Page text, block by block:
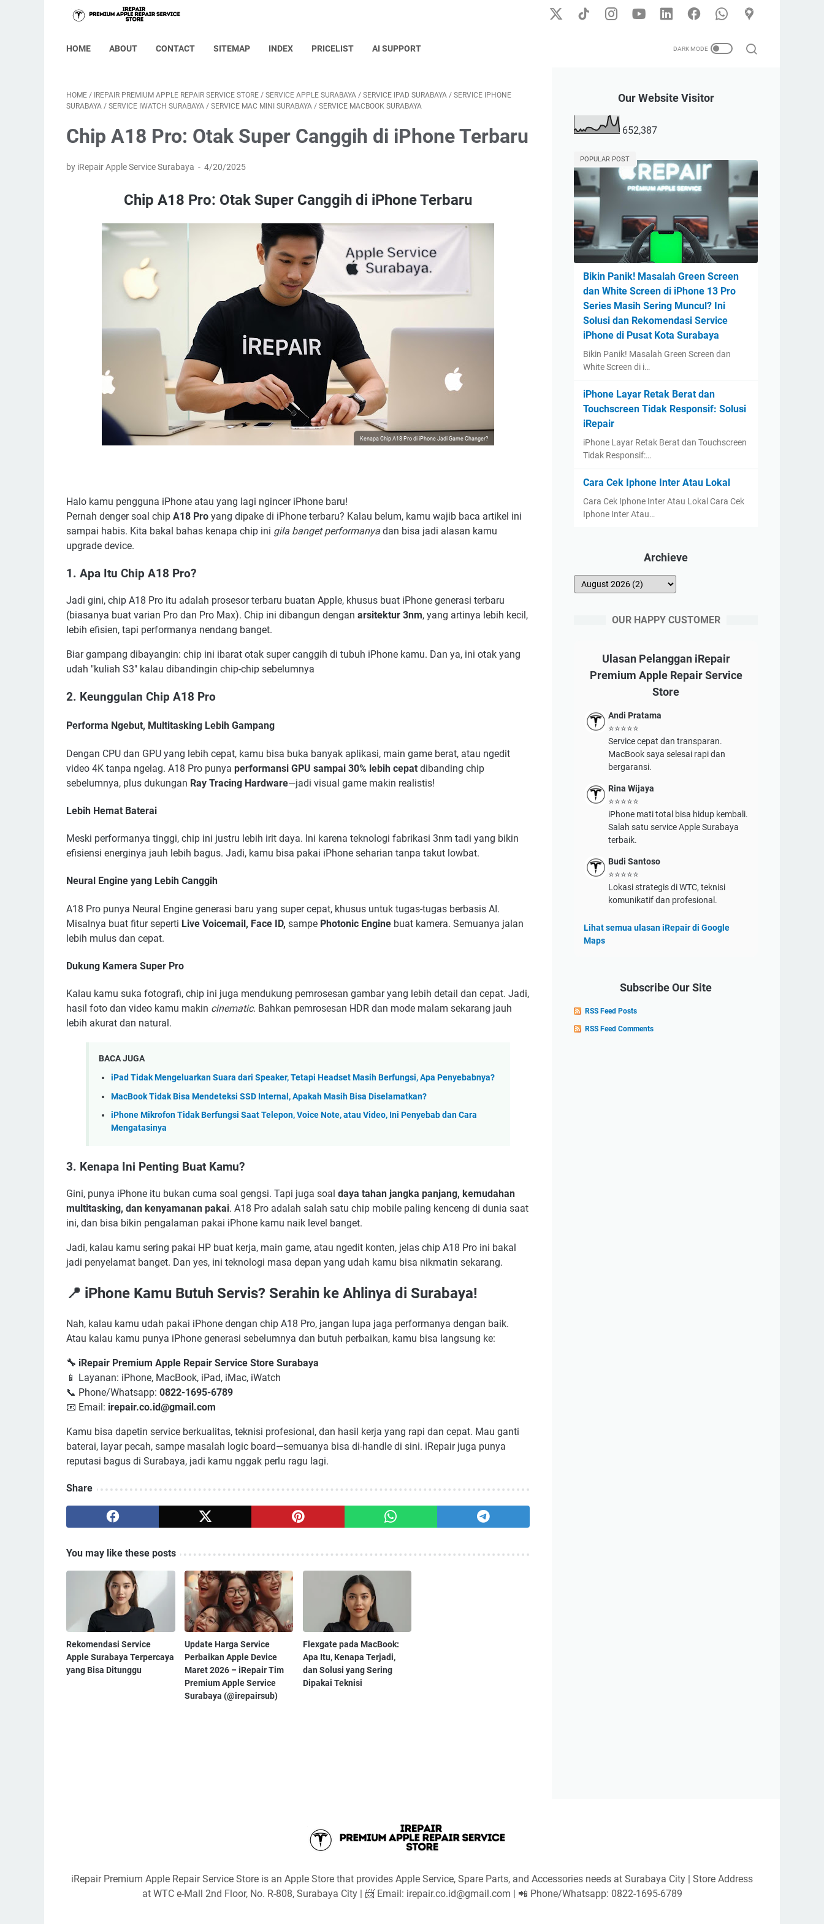
HOME ABOUT CONTACT SITEMAP INDEX PRICELIST AI SUPPORT
HOME / IREPAIR PREMIUM APPLE REPAIR SERVICE STORE / SERVICE APPLE SURABAYA / SERVICE IPAD SURABAYA / SERVICE IPHONE
SURABAYA / SERVICE IWATCH SURABAYA / SERVICE MAC MINI SURABAYA / SERVICE MACBOOK SURABAYA
Chip A18 Pro: Otak Super Canggih di iPhone Terbaru
by iRepair Apple Service Surabaya 4/20/2025
Chip A18 Pro: Otak Super Canggih di iPhone Terbaru
Kenapa Chip A18 Pro di iPhone Jadi Game Changer?
Halo kamu pengguna iPhone atau yang lagi ngincer iPhone baru!
Pernah denger soal chip A18 Pro yang dipake di iPhone terbaru? Kalau belum, kamu wajib baca artikel ini
sampai habis. Kita bakal bahas kenapa chip ini gila banget performanya dan bisa jadi alasan kamu
upgrade device.
1. Apa Itu Chip A18 Pro?
Jadi gini, chip A18 Pro itu adalah prosesor terbaru buatan Apple, khusus buat iPhone generasi terbaru
(biasanya buat varian Pro dan Pro Max). Chip ini dibangun dengan arsitektur 3nm, yang artinya lebih kecil,
lebih efisien, tapi performanya nendang banget.
Biar gampang dibayangin: chip ini ibarat otak super canggih di tubuh iPhone kamu. Dan ya, ini otak yang
udah "kuliah S3" kalau dibandingin chip-chip sebelumnya
2. Keunggulan Chip A18 Pro
Performa Ngebut, Multitasking Lebih Gampang
Dengan CPU dan GPU yang lebih cepat, kamu bisa buka banyak aplikasi, main game berat, atau ngedit
video 4K tanpa ngelag. A18 Pro punya performansi GPU sampai 30% lebih cepat dibanding chip
sebelumnya, plus dukungan Ray Tracing Hardware—jadi visual game makin realistis!
Lebih Hemat Baterai
Meski performanya tinggi, chip ini justru lebih irit daya. Ini karena teknologi fabrikasi 3nm tadi yang bikin
efisiensi energinya jauh lebih bagus. Jadi, kamu bisa pakai iPhone seharian tanpa takut lowbat.
Neural Engine yang Lebih Canggih
A18 Pro punya Neural Engine generasi baru yang super cepat, khusus untuk tugas-tugas berbasis AI.
Misalnya buat fitur seperti Live Voicemail, Face ID, sampe Photonic Engine buat kamera. Semuanya jalan
lebih mulus dan cepat.
Dukung Kamera Super Pro
Kalau kamu suka fotografi, chip ini juga mendukung pemrosesan gambar yang lebih detail dan cepat. Jadi,
hasil foto dan video kamu makin cinematic. Bahkan pemrosesan HDR dan mode malam sekarang jauh
lebih akurat dan natural.
BACA JUGA
iPad Tidak Mengeluarkan Suara dari Speaker, Tetapi Headset Masih Berfungsi, Apa Penyebabnya?
MacBook Tidak Bisa Mendeteksi SSD Internal, Apakah Masih Bisa Diselamatkan?
iPhone Mikrofon Tidak Berfungsi Saat Telepon, Voice Note, atau Video, Ini Penyebab dan Cara
Mengatasinya
3. Kenapa Ini Penting Buat Kamu?
Gini, punya iPhone itu bukan cuma soal gengsi. Tapi juga soal daya tahan jangka panjang, kemudahan
multitasking, dan kenyamanan pakai. A18 Pro adalah salah satu chip mobile paling kenceng di dunia saat
ini, dan bisa bikin pengalaman pakai iPhone kamu naik level banget.
Jadi, kalau kamu sering pakai HP buat kerja, main game, atau ngedit konten, jelas chip A18 Pro ini bakal
jadi penyelamat banget. Dan yes, ini teknologi masa depan yang udah kamu bisa nikmatin sekarang.
📍 iPhone Kamu Butuh Servis? Serahin ke Ahlinya di Surabaya!
Nah, kalau kamu udah pakai iPhone dengan chip A18 Pro, jangan lupa jaga performanya dengan baik.
Atau kalau kamu punya iPhone generasi sebelumnya dan butuh perbaikan, kamu bisa langsung ke:
🔧 iRepair Premium Apple Repair Service Store Surabaya
📱 Layanan: iPhone, MacBook, iPad, iMac, iWatch
📞 Phone/Whatsapp: 0822-1695-6789
📧 Email: irepair.co.id@gmail.com
Kamu bisa dapetin service berkualitas, teknisi profesional, dan hasil kerja yang rapi dan cepat. Mau ganti
baterai, layar pecah, sampe masalah logic board—semuanya bisa di-handle di sini. iRepair juga punya
reputasi bagus di Surabaya, jadi kamu nggak perlu ragu lagi.
Share
You may like these posts
Rekomendasi Service
Apple Surabaya Terpercaya
yang Bisa Ditunggu
Update Harga Service
Perbaikan Apple Device
Maret 2026 – iRepair Tim
Premium Apple Service
Surabaya (@irepairsub)
Flexgate pada MacBook:
Apa Itu, Kenapa Terjadi,
dan Solusi yang Sering
Dipakai Teknisi
Our Website Visitor
652,387
POPULAR POST
Bikin Panik! Masalah Green Screen
dan White Screen di iPhone 13 Pro
Series Masih Sering Muncul? Ini
Solusi dan Rekomendasi Service
iPhone di Pusat Kota Surabaya
Bikin Panik! Masalah Green Screen dan
White Screen di i…
iPhone Layar Retak Berat dan
Touchscreen Tidak Responsif: Solusi
iRepair
iPhone Layar Retak Berat dan Touchscreen
Tidak Responsif:…
Cara Cek Iphone Inter Atau Lokal
Cara Cek Iphone Inter Atau Lokal Cara Cek
Iphone Inter Atau…
Archieve
OUR HAPPY CUSTOMER
Ulasan Pelanggan iRepair
Premium Apple Repair Service
Store
Andi Pratama
⭐⭐⭐⭐⭐
Service cepat dan transparan.
MacBook saya selesai rapi dan
bergaransi.
Rina Wijaya
⭐⭐⭐⭐⭐
iPhone mati total bisa hidup kembali.
Salah satu service Apple Surabaya
terbaik.
Budi Santoso
⭐⭐⭐⭐⭐
Lokasi strategis di WTC, teknisi
komunikatif dan profesional.
Lihat semua ulasan iRepair di Google
Maps
Subscribe Our Site
RSS Feed Posts
RSS Feed Comments
iRepair Premium Apple Repair Service Store is an Apple Store that provides Apple Service, Spare Parts, and Accessories needs at Surabaya City | Store Address
at WTC e-Mall 2nd Floor, No. R-808, Surabaya City | 📨 Email: irepair.co.id@gmail.com | 📲 Phone/Whatsapp: 0822-1695-6789